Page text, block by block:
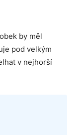
by měl
pod velkým
v nejhorší